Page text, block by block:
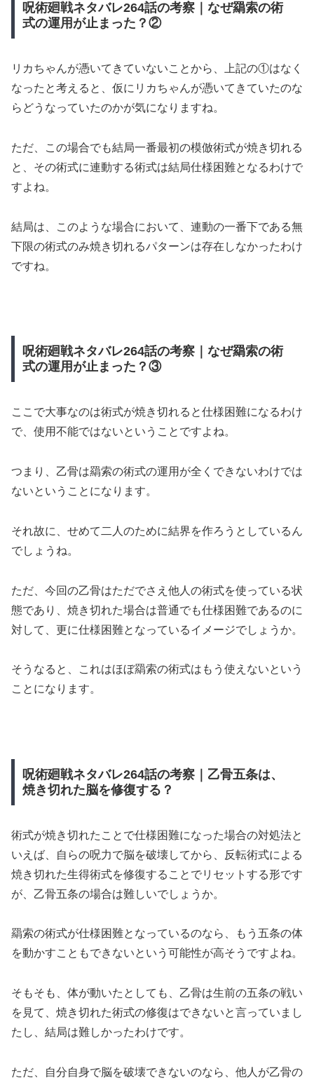
呪術廻戦ネタバレ264話の考察｜なぜ羂索の術
式の運用が止まった？②
リカちゃんが憑いてきていないことから、上記の①はなく
なったと考えると、仮にリカちゃんが憑いてきていたのな
らどうなっていたのかが気になりますね。
ただ、この場合でも結局一番最初の模倣術式が焼き切れる
と、その術式に連動する術式は結局仕様困難となるわけで
すよね。
結局は、このような場合において、連動の一番下である無
下限の術式のみ焼き切れるパターンは存在しなかったわけ
ですね。
呪術廻戦ネタバレ264話の考察｜なぜ羂索の術
式の運用が止まった？③
ここで大事なのは術式が焼き切れると仕様困難になるわけ
で、使用不能ではないということですよね。
つまり、乙骨は羂索の術式の運用が全くできないわけでは
ないということになります。
それ故に、せめて二人のために結界を作ろうとしているん
でしょうね。
ただ、今回の乙骨はただでさえ他人の術式を使っている状
態であり、焼き切れた場合は普通でも仕様困難であるのに
対して、更に仕様困難となっているイメージでしょうか。
そうなると、これはほぼ羂索の術式はもう使えないという
ことになります。
呪術廻戦ネタバレ264話の考察｜乙骨五条は、
焼き切れた脳を修復する？
術式が焼き切れたことで仕様困難になった場合の対処法と
いえば、自らの呪力で脳を破壊してから、反転術式による
焼き切れた生得術式を修復することでリセットする形です
が、乙骨五条の場合は難しいでしょうか。
羂索の術式が仕様困難となっているのなら、もう五条の体
を動かすこともできないという可能性が高そうですよね。
そもそも、体が動いたとしても、乙骨は生前の五条の戦い
を見て、焼き切れた術式の修復はできないと言っていまし
たし、結局は難しかったわけです。
ただ、自分自身で脳を破壊できないのなら、他人が乙骨の